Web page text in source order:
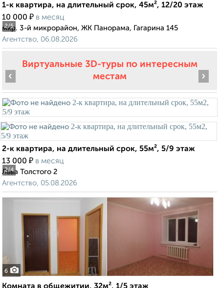
2/5
1-к квартира, на длительный срок, 45м², 12/20 этаж
10 000 ₽ в месяц
мкр. 3-й микрорайон, ЖК Панорама, Гагарина 145
Агентство, 06.08.2026
Виртуальные 3D-туры по интересным
местам
2/4
‹ ›
2-к квартира, на длительный срок, 55м², 5/9 этаж
13 000 ₽ в месяц
Льва Толстого 2
Агентство, 05.08.2026
6